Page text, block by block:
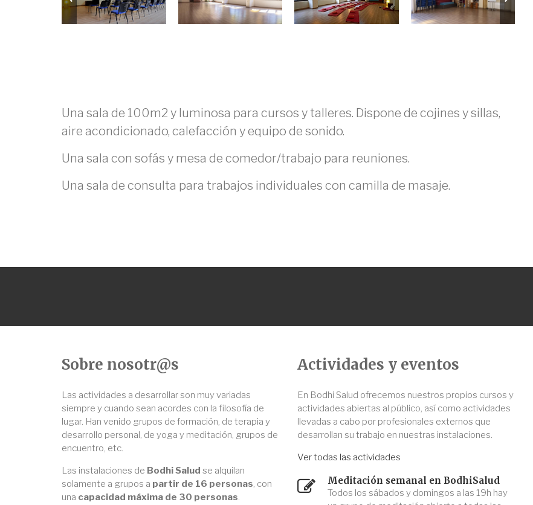
Una sala de 100m2 y luminosa para cursos y talleres. Dispone de cojines y sillas,
aire acondicionado, calefacción y equipo de sonido.
Una sala con sofás y mesa de comedor/trabajo para reuniones.
Una sala de consulta para trabajos individuales con camilla de masaje.
Sobre nosotr@s
Las actividades a desarrollar son muy variadas
siempre y cuando sean acordes con la filosofía de
lugar. Han venido grupos de formación, de terapia y
desarrollo personal, de yoga y meditación, grupos de
encuentro, etc.
Las instalaciones de Bodhi Salud se alquilan
solamente a grupos a partir de 16 personas, con
una capacidad máxima de 30 personas.
Actividades y eventos
En Bodhi Salud ofrecemos nuestros propios cursos y
actividades abiertas al público, así como actividades
llevadas a cabo por profesionales externos que
desarrollan su trabajo en nuestras instalaciones.
Ver todas las actividades
Meditación semanal en BodhiSalud
Todos los sábados y domingos a las 19h hay